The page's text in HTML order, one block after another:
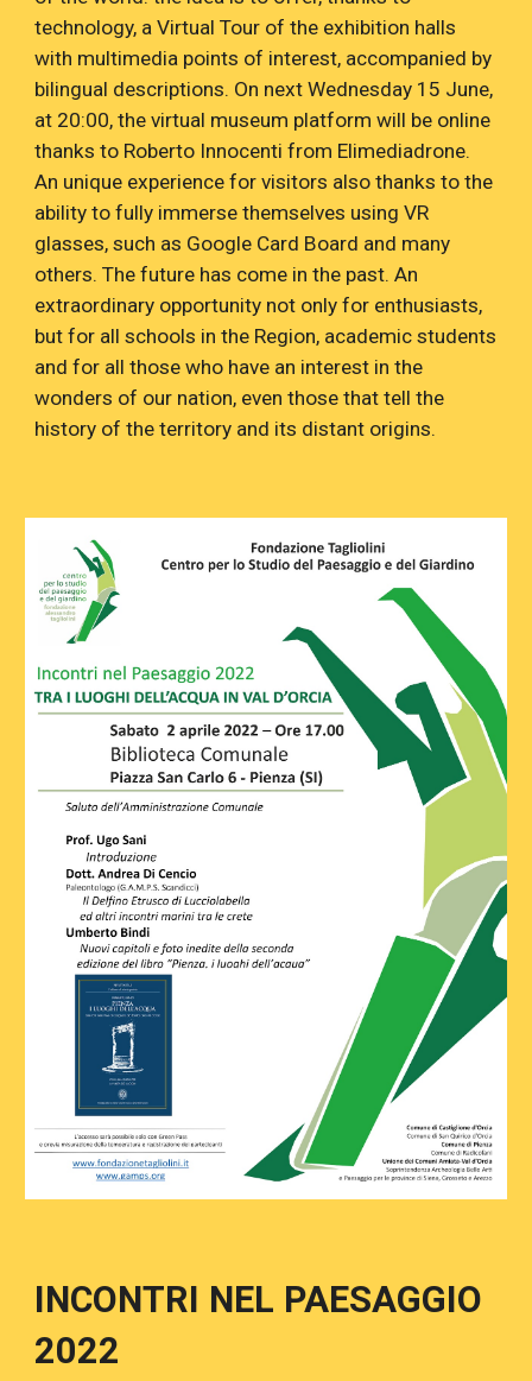
technology, a Virtual Tour of the exhibition halls
with multimedia points of interest, accompanied by
bilingual descriptions. On next Wednesday 15 June,
at 20:00, the virtual museum platform will be online
thanks to Roberto Innocenti from Elimediadrone.
An unique experience for visitors also thanks to the
ability to fully immerse themselves using VR
glasses, such as Google Card Board and many
others. The future has come in the past. An
extraordinary opportunity not only for enthusiasts,
but for all schools in the Region, academic students
and for all those who have an interest in the
wonders of our nation, even those that tell the
history of the territory and its distant origins.
INCONTRI NEL PAESAGGIO
2022